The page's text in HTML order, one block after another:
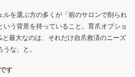
を選ぶ方の多くが「前のサロンで削られ
う背景を持っていること。育爪オプショ
最大なのは、それだけ自爪救済のニーズ
な、と。
す